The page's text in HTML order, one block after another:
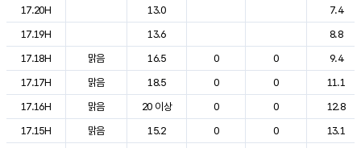
17.20H
13.0
7.4
17.19H
13.6
8.8
17.18H
맑음 16.5 0 0
9.4
17.17H
맑음 18.5 0 0
11.1
17.16H
맑음 20 이상 0 0
12.8
17.15H
맑음 15.2 0 0
13.1